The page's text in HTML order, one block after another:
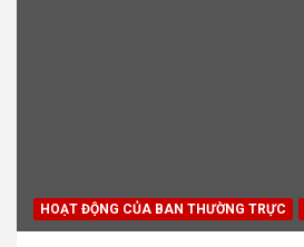
HOẠT ĐỘNG CỦA BAN THƯỜNG TRỰC